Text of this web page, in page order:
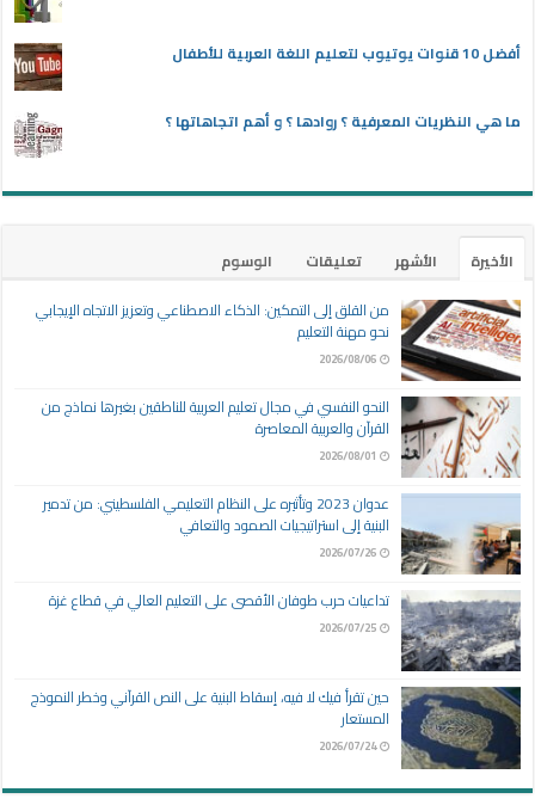
أفضل 10 قنوات يوتيوب لتعليم اللغة العربية للأطفال
ما هي النظريات المعرفية ؟ روادها ؟ و أهم اتجاهاتها ؟
الأخيرة الأشهر تعليقات
الوسوم
من القلق إلى التمكين: الذكاء الاصطناعي وتعزيز الاتجاه الإيجابي
نحو مهنة التعليم
2026/08/06
النحو النفسي في مجال تعليم العربية للناطقين بغيرها نماذج من
القرآن والعربية المعاصرة
2026/08/01
عدوان 2023 وتأثيره على النظام التعليمي الفلسطيني: من تدمير
البنية إلى استراتيجيات الصمود والتعافي
2026/07/26
تداعيات حرب طوفان الأقصى على التعليم العالي في قطاع غزة
2026/07/25
حين تقرأ فيك لا فيه، إسقاط البنية على النص القرآني وخطر النموذج
المستعار
2026/07/24